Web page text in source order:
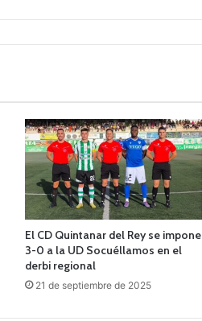
El CD Quintanar del Rey se impone
3-0 a la UD Socuéllamos en el
derbi regional
21 de septiembre de 2025